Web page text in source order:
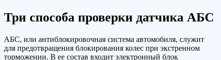
Три способа проверки датчика АБС
АБС, или антиблокировочная система автомобиля, служит
для предотвращения блокирования колес при экстренном
торможении. В ее состав входит электронный блок